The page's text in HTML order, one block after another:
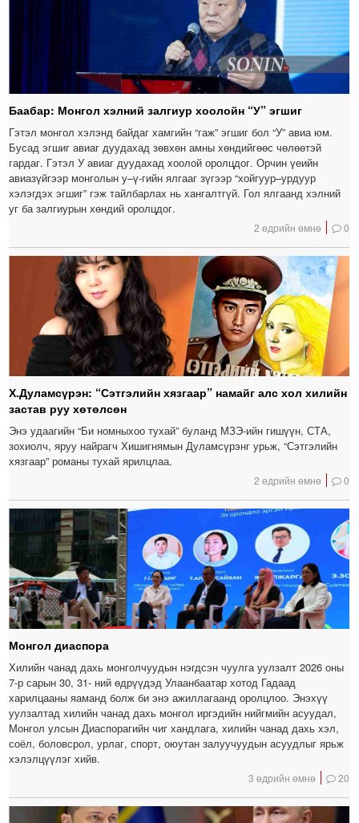
Баабар: Монгол хэлний залгиур хоолойн “У” эгшиг
Гэтэл монгол хэлэнд байдаг хамгийн “гаж” эгшиг бол “У” авиа юм.
Бусад эгшиг авиаг дуудахад зөвхөн амны хөндийгөөс чөлөөтэй
гардаг. Гэтэл У авиаг дуудахад хоолой оролцдог. Орчин үеийн
авиазүйгээр монголын у–ү-гийн ялгааг зүгээр “хойгуур–урдуур
хэлэгдэх эгшиг” гэж тайлбарлах нь хангалтгүй. Гол ялгаанд хэлний
уг ба залгиурын хөндий оролцдог.
2 өдрийн өмнө 0
Х.Дуламсүрэн: “Сэтгэлийн хязгаар” намайг алс хол хилийн
застав руу хөтөлсөн
Энэ удаагийн “Би номныхоо тухай” буланд МЗЭ-ийн гишүүн, СТА,
зохиолч, яруу найрагч Хишигнямын Дуламсүрэнг урьж, “Сэтгэлийн
хязгаар” романы тухай ярилцлаа.
2 өдрийн өмнө 0
Монгол диаспора
Хилийн чанад дахь монголчуудын нэгдсэн чуулга уулзалт 2026 оны
7-р сарын 30, 31- ний өдрүүдэд Улаанбаатар хотод Гадаад
харилцааны яаманд болж би энэ ажиллагаанд оролцлоо. Энэхүү
уулзалтад хилийн чанад дахь монгол иргэдийн нийгмийн асуудал,
Монгол улсын Диаспорагийн чиг хандлага, хилийн чанад дахь хэл,
соёл, боловсрол, урлаг, спорт, оюутан залуучуудын асуудлыг ярьж
хэлэлцүүлэг хийв.
3 өдрийн өмнө 20